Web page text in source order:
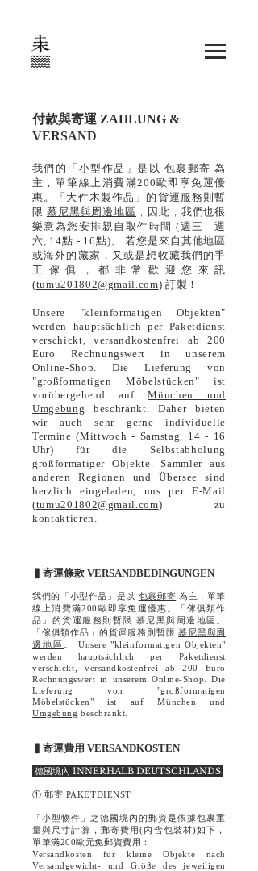
付款與寄運 ZAHLUNG &
VERSAND
我們的「小型作品」是以 包裹郵寄 為
主，單筆線上消費滿200歐即享免運優
惠。「大件木製作品」的貨運服務則暫
限 慕尼黑與周邊地區 ，因此，我們也很
樂意為您安排親自取件時間 (週三 - 週
六, 14點 - 16點)。 若您是來自其他地區
或海外的藏家，又或是想收藏我們的手
工傢俱，都非常歡迎您來訊
(tumu201802@gmail.com) 訂製！
Unsere "kleinformatigen Objekten"
werden hauptsächlichper Paketdienst
verschickt, versandkostenfrei ab 200
Euro Rechnungswert in unserem
Online-Shop. Die Lieferung von
"großformatigen Möbelstücken" ist
vorübergehend aufMünchen und
Umgebung beschränkt. Daher bieten
wir auch sehr gerne individuelle
Termine (Mittwoch - Samstag, 14 - 16
Uhr) für die Selbstabholung
großformatiger Objekte. Sammler aus
anderen Regionen und Übersee sind
herzlich eingeladen, uns per E-Mail
(tumu201802@gmail.com) zu
kontaktieren.
▍寄運條款 VERSANDBEDINGUNGEN
我們的「小型作品」是以 包裹郵寄 為主，單筆
線上消費滿200歐即享免運優惠。「傢俱類作
品」的貨運服務則暫限 慕尼黑與周邊地區。
「傢俱類作品」的貨運服務則暫限慕尼黑與周
邊地區
。 Unsere "kleinformatigen Objekten"
werden hauptsächlichper Paketdienst
verschickt, versandkostenfrei ab 200 Euro
Rechnungswert in unserem Online-Shop. Die
Lieferung von "großformatigen
Möbelstücken" ist aufMünchen und
Umgebung beschränkt.
▍寄運費用 VERSANDKOSTEN
德國境內 INNERHALB DEUTSCHLANDS
① 郵寄 PAKETDIENST
「小型物件」之德國境內的郵資是依據包裹重
量與尺寸計算，郵寄費用(內含包裝材)如下，
單筆滿200歐元免郵資費用：
Versandkosten für kleine Objekte nach
Versandgewicht- und Größe des jeweiligen